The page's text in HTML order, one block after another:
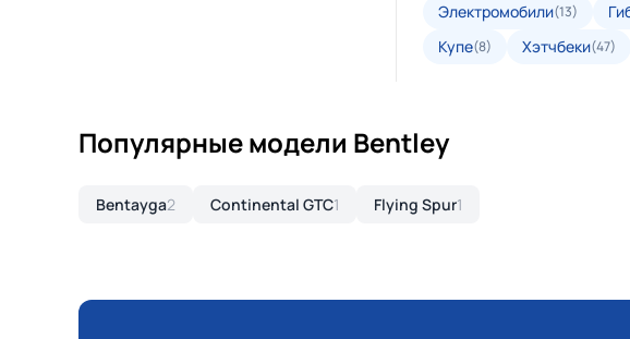
Электромобили(13)
Купе(8) Хэтчбеки(47)
Популярные модели Bentley
Bentayga2 Continental GTC1 Flying Spur1